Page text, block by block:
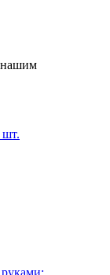
нашим
шт.